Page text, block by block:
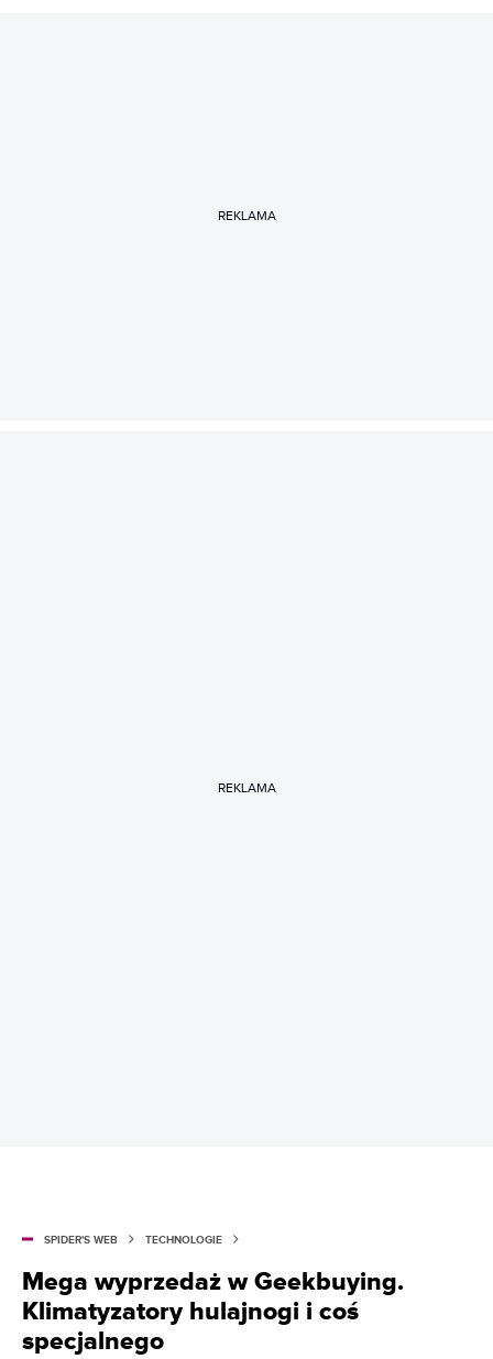
REKLAMA
REKLAMA
SPIDER'S WEB TECHNOLOGIE
Mega wyprzedaż w Geekbuying.
Klimatyzatory hulajnogi i coś
specjalnego